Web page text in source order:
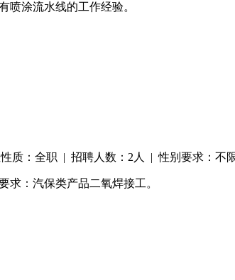
涂流水线的工作经验。
质：全职 | 招聘人数：2人 | 性别要求：不
求：汽保类产品二氧焊接工。